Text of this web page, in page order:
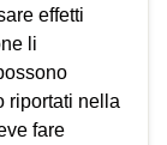
effetti
li
riportati nella
fare